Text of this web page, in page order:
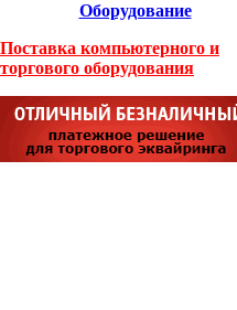
Оборудование
Поставка компьютерного и
торгового оборудования